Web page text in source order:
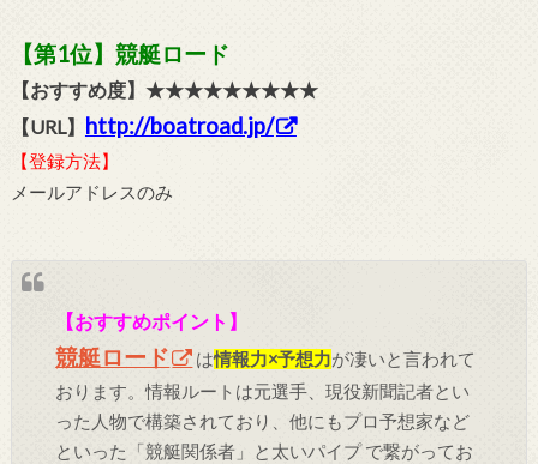
【第1位】競艇ロード
【おすすめ度】★★★★★★★★★
【URL】 http://boatroad.jp/
【登録方法】
メールアドレスのみ
【おすすめポイント】
競艇ロード は情報力×予想力が凄いと言われて
おります。情報ルートは元選手、現役新聞記者とい
った人物で構築されており、他にもプロ予想家など
といった「競艇関係者」と太いパイプ で繋がってお